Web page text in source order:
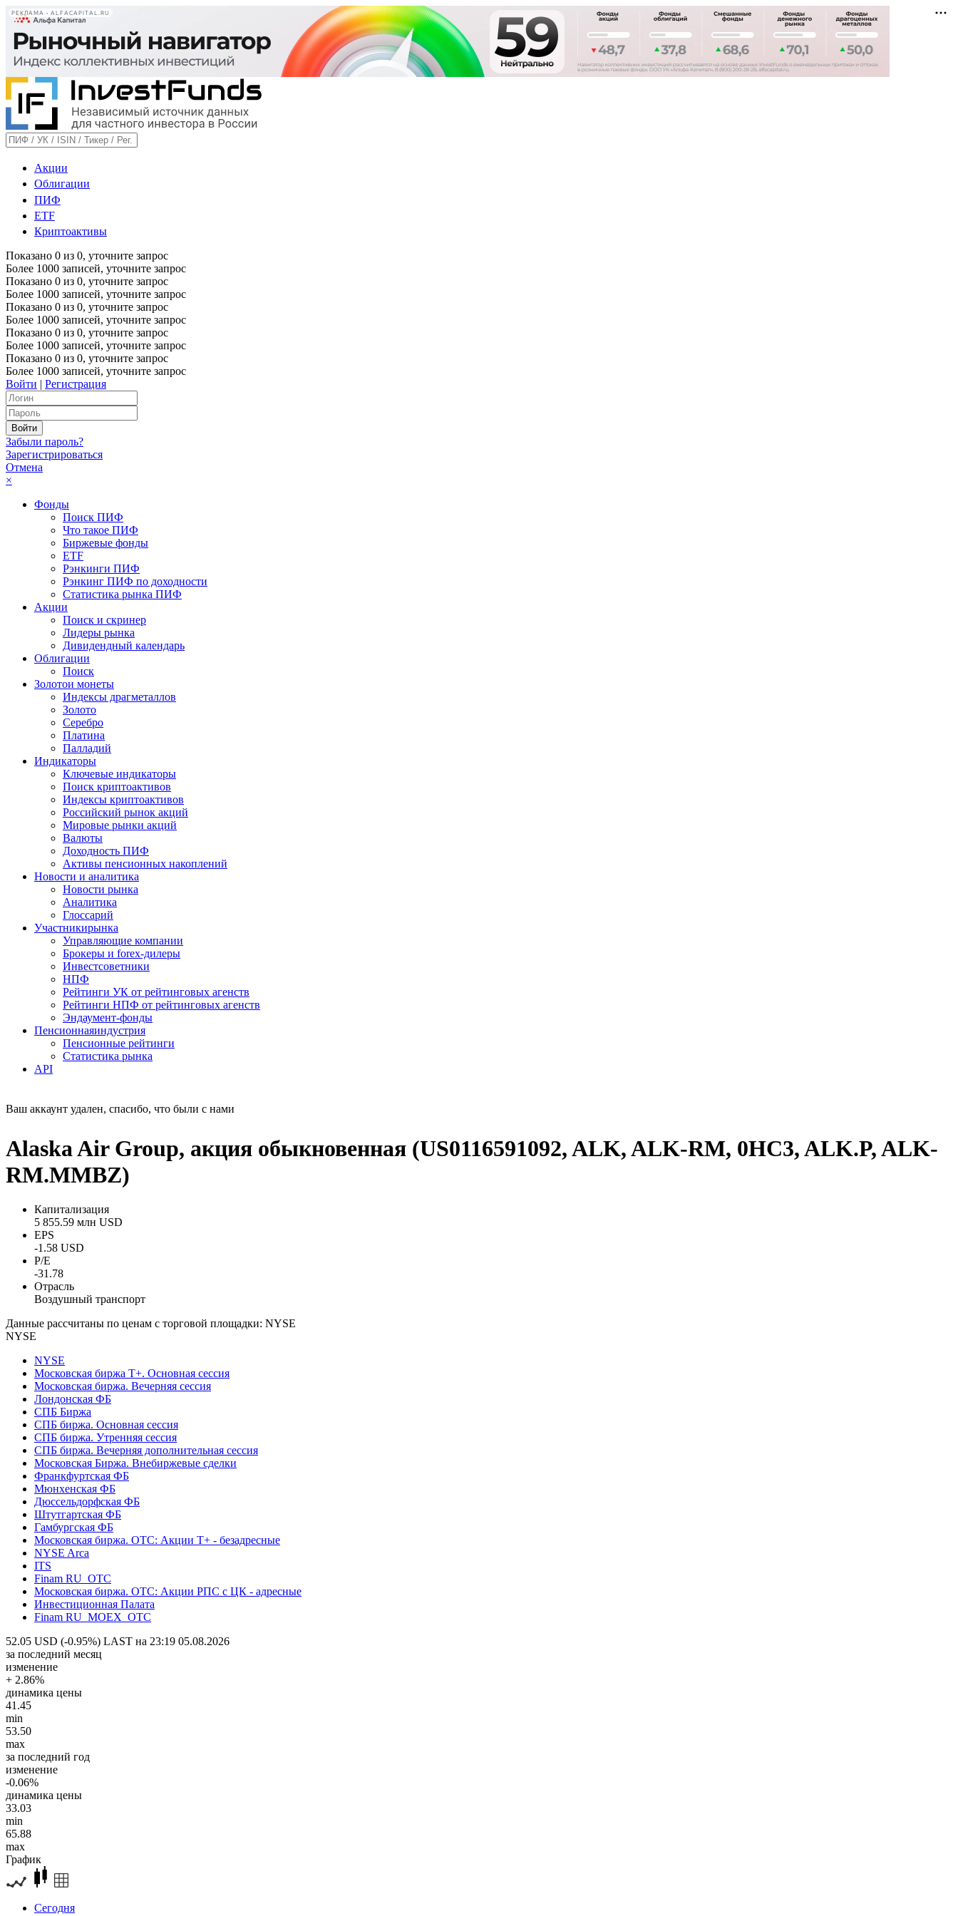
РЕКЛАМА • ALFACAPITAL.RU
Акции
Облигации
ПИФ
ETF
Криптоактивы
Показано 0 из 0, уточните запрос
Более 1000 записей, уточните запрос
Показано 0 из 0, уточните запрос
Более 1000 записей, уточните запрос
Показано 0 из 0, уточните запрос
Более 1000 записей, уточните запрос
Показано 0 из 0, уточните запрос
Более 1000 записей, уточните запрос
Показано 0 из 0, уточните запрос
Более 1000 записей, уточните запрос
Войти | Регистрация
Забыли пароль?
Зарегистрироваться
Отмена
×
Фонды
Поиск ПИФ
Что такое ПИФ
Биржевые фонды
ETF
Рэнкинги ПИФ
Рэнкинг ПИФ по доходности
Статистика рынка ПИФ
Акции
Поиск и скринер
Лидеры рынка
Дивидендный календарь
Облигации
Поиск
Золотои монеты
Индексы драгметаллов
Золото
Серебро
Платина
Палладий
Индикаторы
Ключевые индикаторы
Поиск криптоактивов
Индексы криптоактивов
Российский рынок акций
Мировые рынки акций
Валюты
Доходность ПИФ
Активы пенсионных накоплений
Новости и аналитика
Новости рынка
Аналитика
Глоссарий
Участникирынка
Управляющие компании
Брокеры и forex-дилеры
Инвестсоветники
НПФ
Рейтинги УК от рейтинговых агенств
Рейтинги НПФ от рейтинговых агенств
Эндаумент-фонды
Пенсионнаяиндустрия
Пенсионные рейтинги
Статистика рынка
API
Ваш аккаунт удален, спасибо, что были с нами
Alaska Air Group, акция обыкновенная (US0116591092, ALK, ALK-RM, 0HC3, ALK.P, ALK-
RM.MMBZ)
Капитализация
5 855.59 млн USD
EPS
-1.58 USD
P/E
-31.78
Отрасль
Воздушный транспорт
Данные рассчитаны по ценам с торговой площадки: NYSE
NYSE
NYSE
Московская биржа Т+. Основная сессия
Московская биржа. Вечерняя сессия
Лондонская ФБ
СПБ Биржа
СПБ биржа. Основная сессия
СПБ биржа. Утренняя сессия
СПБ биржа. Вечерняя дополнительная сессия
Московская Биржа. Внебиржевые сделки
Франкфуртская ФБ
Мюнхенская ФБ
Дюссельдорфская ФБ
Штутгартская ФБ
Гамбургская ФБ
Московская биржа. OTC: Акции T+ - безадресные
NYSE Arca
ITS
Finam RU_OTC
Московская биржа. OTC: Акции РПС с ЦК - адресные
Инвестиционная Палата
Finam RU_MOEX_OTC
52.05 USD (-0.95%) LAST на 23:19 05.08.2026
за последний месяц
изменение
+ 2.86%
динамика цены
41.45
min
53.50
max
за последний год
изменение
-0.06%
динамика цены
33.03
min
65.88
max
График
Сегодня